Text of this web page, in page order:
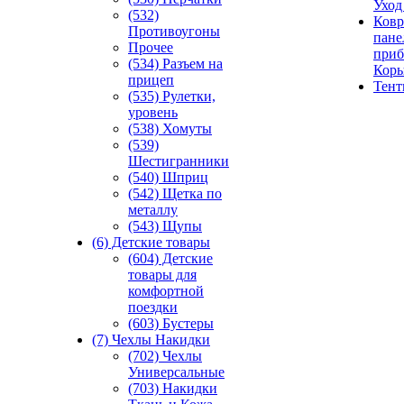
(532)
Противоугоны
Прочее
(534) Разъем на
прицеп
(535) Рулетки,
уровень
(538) Хомуты
(539)
Шестигранники
(540) Шприц
(542) Щетка по
металлу
(543) Щупы
(6) Детские товары
(604) Детские
товары для
комфортной
поездки
(603) Бустеры
(7) Чехлы Накидки
(702) Чехлы
Универсальные
(703) Накидки
Уход